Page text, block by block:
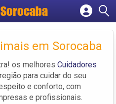
Sorocaba
empresa
conta em Sorocaba
os melhores Cuidadores
para cuidar do seu
e conforto, com
e profissionais.